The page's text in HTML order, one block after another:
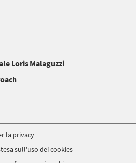
Loris Malaguzzi
la privacy
sull'uso dei cookies